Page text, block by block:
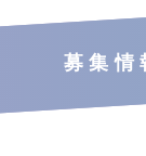
募集情